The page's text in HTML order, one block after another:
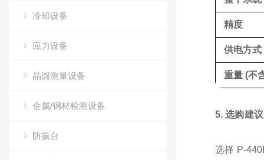
冷却设备
应力设备
晶圆测量设备
金属/钢材检测设备
防振台
精度
供电方式
重量 (不
5. 选购建议
选择 P-